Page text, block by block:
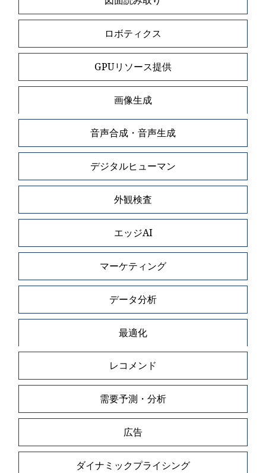
ロボティクス
GPUリソース提供
画像生成
音声合成・音声生成
デジタルヒューマン
外観検査
エッジAI
マーケティング
データ分析
最適化
レコメンド
需要予測・分析
広告
ダイナミックプライシング